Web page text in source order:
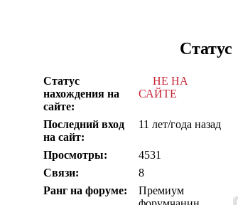
Статус
Статус
нахождения на
сайте:
НЕ НА
САЙТЕ
Последний вход
на сайт:
11 лет/года назад
Просмотры:
4531
Связи:
8
Ранг на форуме:
Премиум